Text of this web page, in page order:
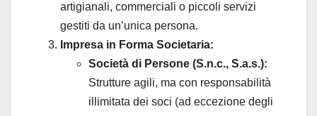
artigianali, commerciali o piccoli servizi
gestiti da un’unica persona.
Impresa in Forma Societaria:
Società di Persone (S.n.c., S.a.s.):
Strutture agili, ma con responsabilità
illimitata dei soci (ad eccezione degli